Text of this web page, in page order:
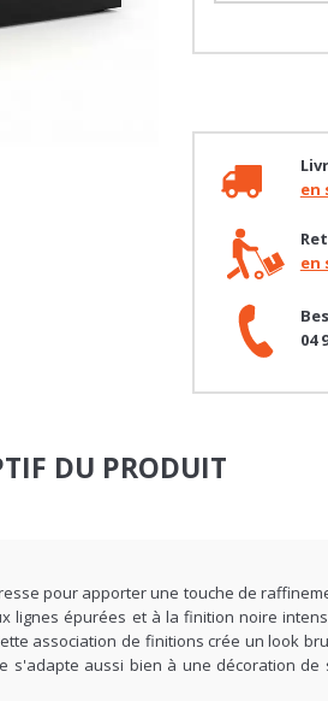
en
en
04
DU PRODUIT
pour apporter une touche de
épurées et à la finition noire
association de finitions crée un look
aussi bien à une décoration